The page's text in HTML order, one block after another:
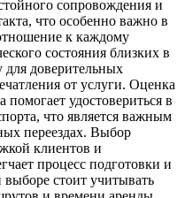
сопровождения и
что особенно важно в
к каждому
состояния близких в
доверительных
от услуги. Оценка
помогает удостовериться в
что является важным
переездах. Выбор
клиентов и
процесс подготовки и
выборе стоит учитывать